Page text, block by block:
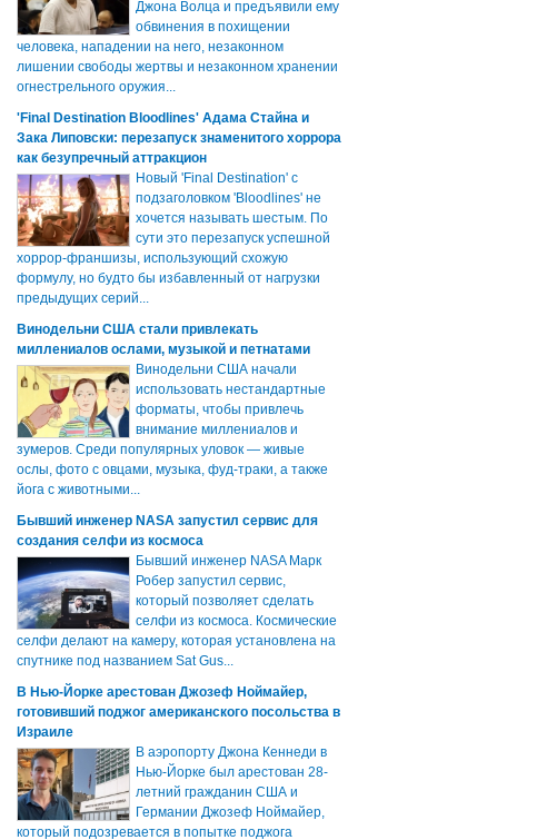
Джона Волца и предъявили ему
обвинения в похищении
человека, нападении на него, незаконном
лишении свободы жертвы и незаконном хранении
огнестрельного оружия...
'Final Destination Bloodlines' Адама Стайна и
Зака Липовски: перезапуск знаменитого хоррора
как безупречный аттракцион
Новый 'Final Destination' с
подзаголовком 'Bloodlines' не
хочется называть шестым. По
сути это перезапуск успешной
хоррор-франшизы, использующий схожую
формулу, но будто бы избавленный от нагрузки
предыдущих серий...
Винодельни США стали привлекать
миллениалов ослами, музыкой и петнатами
Винодельни США начали
использовать нестандартные
форматы, чтобы привлечь
внимание миллениалов и
зумеров. Среди популярных уловок — живые
ослы, фото с овцами, музыка, фуд-траки, а также
йога с животными...
Бывший инженер NASA запустил сервис для
создания селфи из космоса
Бывший инженер NASA Марк
Робер запустил сервис,
который позволяет сделать
селфи из космоса. Космические
селфи делают на камеру, которая установлена на
спутнике под названием Sat Gus...
В Нью-Йорке арестован Джозеф Ноймайер,
готовивший поджог американского посольства в
Израиле
В аэропорту Джона Кеннеди в
Нью-Йорке был арестован 28-
летний гражданин США и
Германии Джозеф Ноймайер,
который подозревается в попытке поджога